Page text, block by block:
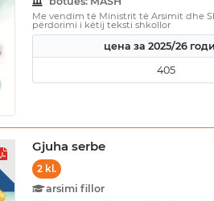
Me vendim të Ministrit të Arsimit dhe
përdorimi i këtij teksti shkollor
цена за 2025/26
405
Gjuha serbe
2 kl.
arsimi fillor